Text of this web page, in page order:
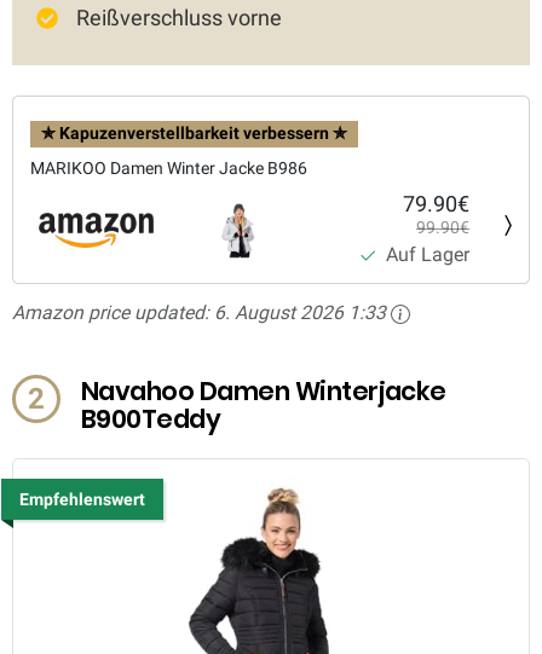
Reißverschluss vorne
✯ Kapuzenverstellbarkeit verbessern ✯
MARIKOO Damen Winter Jacke B986
79.90€
99.90€
Auf Lager
Amazon price updated: 6. August 2026 1:33
2 Navahoo Damen Winterjacke
B900Teddy
Empfehlenswert